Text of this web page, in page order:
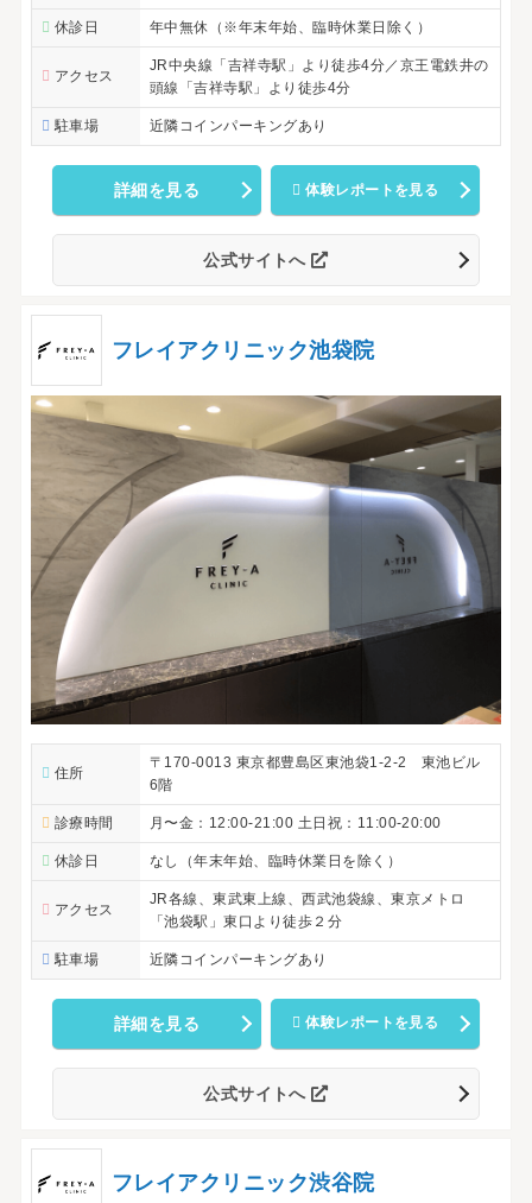
休診日 年中無休（※年末年始、臨時休業日除く）
アクセス
JR中央線「吉祥寺駅」より徒歩4分／京王電鉄井の
頭線「吉祥寺駅」より徒歩4分
駐車場 近隣コインパーキングあり
詳細を見る 体験レポートを見る
公式サイトへ
フレイアクリニック池袋院
住所
〒170-0013 東京都豊島区東池袋1-2-2 東池ビル
6階
診療時間 月〜金：12:00-21:00 土日祝：11:00-20:00
休診日 なし（年末年始、臨時休業日を除く）
アクセス
JR各線、東武東上線、西武池袋線、東京メトロ
「池袋駅」東口より徒歩２分
駐車場 近隣コインパーキングあり
詳細を見る 体験レポートを見る
公式サイトへ
フレイアクリニック渋谷院